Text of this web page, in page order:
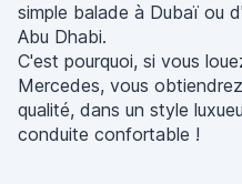
simple balade à Dubaï ou
Abu Dhabi.
C'est pourquoi, si vous
Mercedes, vous
qualité, dans un style
conduite confortable !